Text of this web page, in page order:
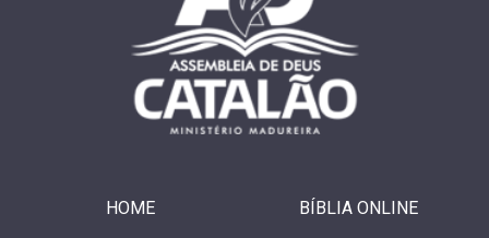
HOME BÍBLIA ONLINE